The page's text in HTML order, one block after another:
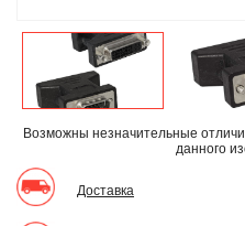
Возможны незначительные
данного
Доставка